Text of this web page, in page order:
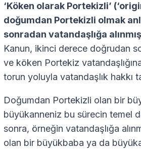
‘Köken olarak Portekizli’
doğumdan Portekizli olmak
sonradan vatandaşlığa
Kanun, ikinci derece doğrudan
ve köken Portekiz
torun yoluyla vatandaşlık hakkı
Doğumdan Portekizli olan bir
büyükanneniz bu sürecin temel
sonra, örneğin vatandaşlığa
olan bir büyükbaba ya da